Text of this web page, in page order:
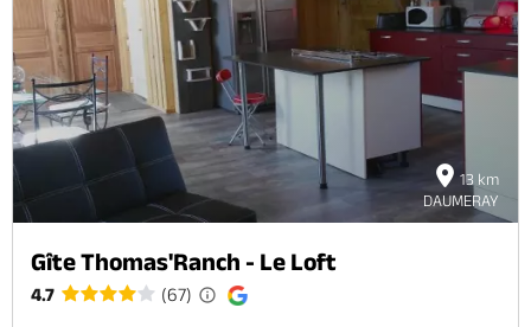
13 km
DAUMERAY
Gîte Thomas'Ranch - Le Loft
4.7 (67)